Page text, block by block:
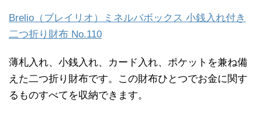
Brelio（ブレイリオ）ミネルバボックス 小銭入れ付き
二つ折り財布 No.110
薄札入れ、小銭入れ、カード入れ、ポケットを兼ね備
えた二つ折り財布です。この財布ひとつでお金に関す
るものすべてを収納できます。